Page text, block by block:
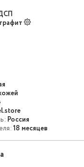
Россия
18 месяцев